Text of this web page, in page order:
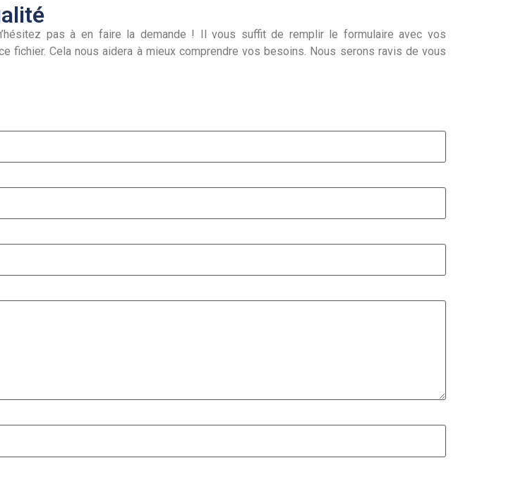
pas à en faire la demande ! Il vous suffit de remplir le formulaire avec vos
fichier. Cela nous aidera à mieux comprendre vos besoins. Nous serons ravis de vous